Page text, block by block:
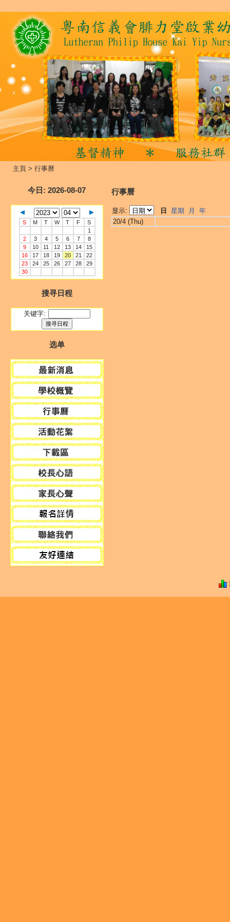
主頁 > 行事曆
今日 : 2026-08-07
S M T W T F
S
1
2
3 4 5 6 7
8
9
10 11 12 13 14
15
16
17 18 19 20 21
22
23
24 25 26 27 28
29
30
搜寻日程
关键字:
选单
行事曆
显示: 日 星期 月
年
20/4 (Thu)